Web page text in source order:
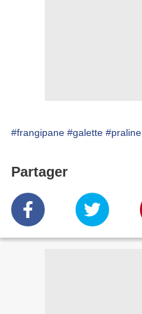
#frangipane #galette #praline
Partager